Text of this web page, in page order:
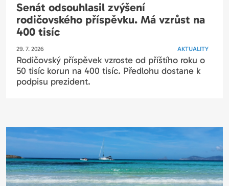
Senát odsouhlasil zvýšení
rodičovského příspěvku. Má vzrůst na
400 tisíc
29. 7. 2026 AKTUALITY
Rodičovský příspěvek vzroste od příštího roku o
50 tisíc korun na 400 tisíc. Předlohu dostane k
podpisu prezident.